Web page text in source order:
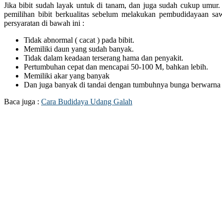
Jika bibit sudah layak untuk di tanam, dan juga sudah cukup
pemilihan bibit berkualitas sebelum melakukan pembudidayaan
persyaratan di bawah ini :
Tidak abnormal ( cacat ) pada bibit.
Memiliki daun yang sudah banyak.
Tidak dalam keadaan terserang hama dan penyakit.
Pertumbuhan cepat dan mencapai 50-100 M, bahkan lebih.
Memiliki akar yang banyak
Dan juga banyak di tandai dengan tumbuhnya bunga
Baca juga : Cara Budidaya Udang Galah